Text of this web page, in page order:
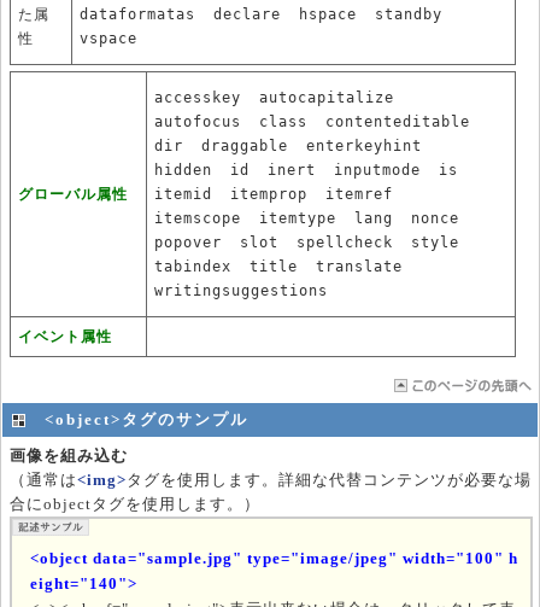
た属
性
dataformatas
declare hspace
standby
vspace
グローバル属性
accesskey
autocapitalize
autofocus
class
contenteditable
dir
draggable
enterkeyhint
hidden
id inert inputmode
is
itemid
itemprop
itemref
itemscope
itemtype lang
nonce
popover
slot spellcheck
style
tabindex
title
translate
writingsuggestions
イベント属性
<object>タグのサンプル
画像を組み込む
（通常は<img>タグを使用します。詳細な代替コンテンツが必要な場
合にobjectタグを使用します。）
<object data="sample.jpg" type="image/jpeg" width="100" h
eight="140">